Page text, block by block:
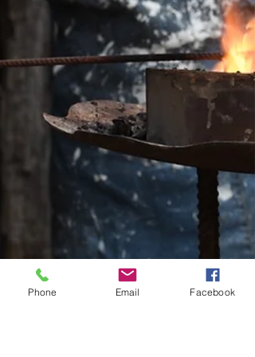
Interpreter) capaz de procesar 14 idiomas
diferentes al instante. Tu intérprete pe
Phone Email Facebook